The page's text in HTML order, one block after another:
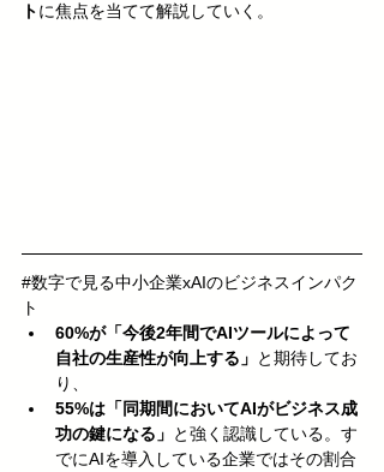
トに焦点を当てて解説していく。
#数字で見る中小企業xAIのビジネスインパク
ト
60%が「今後2年間でAIツールによって
自社の生産性が向上する」 と期待してお
り、
55%は「同期間においてAIがビジネス成
功の鍵になる」 と強く認識している。す
でにAIを導入している企業ではその割合